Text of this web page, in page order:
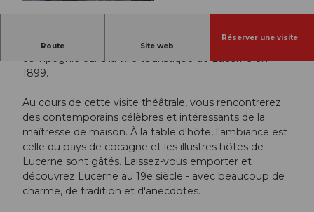
Route Site web
Réserver une visite
Venez vous promener avec notre noble dame de
compagnie dans la ville touristique de Lucerne en
1899.
Au cours de cette visite théâtrale, vous rencontrerez
des contemporains célèbres et intéressants de la
maîtresse de maison. À la table d'hôte, l'ambiance est
celle du pays de cocagne et les illustres hôtes de
Lucerne sont gâtés. Laissez-vous emporter et
découvrez Lucerne au 19e siècle - avec beaucoup de
charme, de tradition et d'anecdotes.